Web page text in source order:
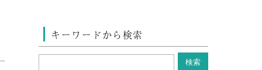
キーワードから検索